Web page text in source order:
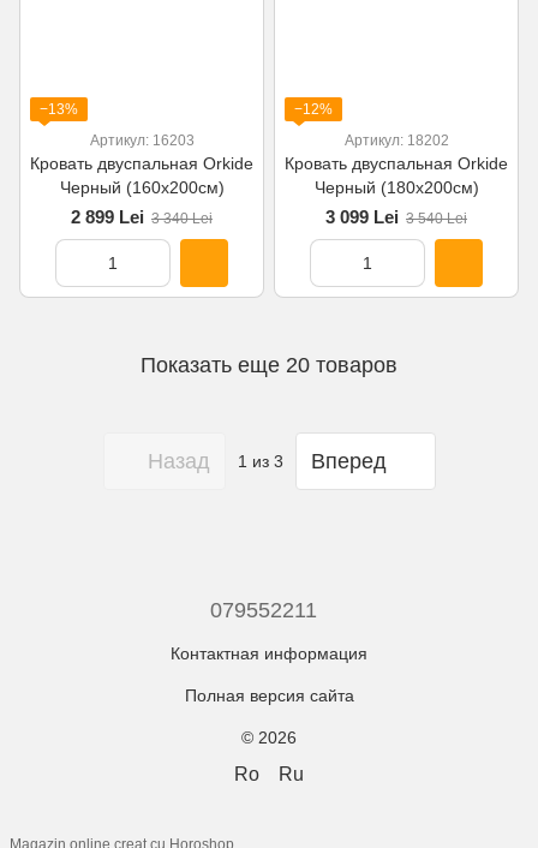
−13%
Артикул: 16203
Кровать двуспальная Orkide
Черный (160x200см)
2 899 Lei 3 340 Lei
−12%
Артикул: 18202
Кровать двуспальная Orkide
Черный (180x200см)
3 099 Lei 3 540 Lei
Показать еще 20 товаров
Назад 1 из 3 Вперед
079552211
Контактная информация
Полная версия сайта
© 2026
Ro Ru
Magazin online creat cu Horoshop